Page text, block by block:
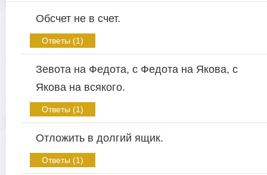
Обсчет не в счет.
Ответы (1)
Зевота на Федота, с Федота на Якова, с
Якова на всякого.
Ответы (1)
Отложить в долгий ящик.
Ответы (1)